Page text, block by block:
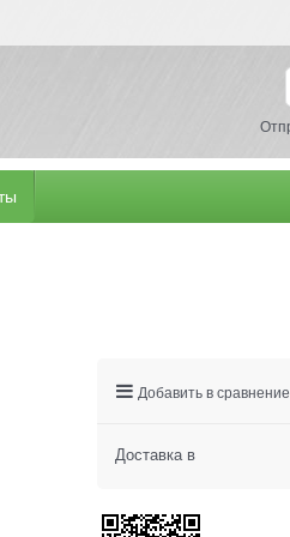
Добавить в сравнение
Доставка в